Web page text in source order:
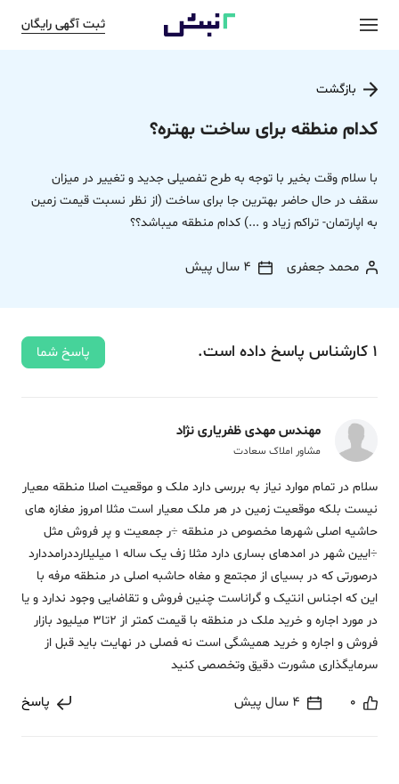
ثبت آگهی رایگان
بازگشت
کدام منطقه برای ساخت بهتره؟
با سلام وقت بخیر با توجه به طرح تفصیلی جدید و تغییر در میزان
سقف در حال حاضر بهترین جا برای ساخت (از نظر نسبت قیمت زمین
به اپارتمان- تراکم زیاد و ...) کدام منطقه میباشد؟؟
محمد جعفری 4 سال پیش
1 کارشناس پاسخ داده‌ است. پاسخ شما
مهندس مهدی ظفریاری نژاد
مشاور املاک سعادت
سلام در تمام موارد نیاز به بررسی دارد ملک و موقعیت اصلا منطقه معیار
نیست بلکه موقعیت زمین در هر ملک معیار است مثلا امروز مغازه های
حاشیه اصلی شهرها مخصوص در منطقه ÷ر جمعیت و پر فروش مثل
÷ایین شهر در امدهای بساری دارد مثلا زف یک ساله 1 میلیلارددرامددارد
درصورتی که در بسیای از مجتمع و مغاه حاشبه اصلی در منطقه مرفه با
این که اجناس انتیک و گراناست چنین فروش و تقاضایی وجود ندارد و یا
در مورد اجاره و خرید ملک در منطقه با قیمت کمتر از 2تا3 میلیود بازار
فروش و اجاره و خرید همیشگی است نه فصلی در نهایت باید قبل از
سرمایگذاری مشورت دقیق وتخصصی کنید
0 4 سال پیش پاسخ